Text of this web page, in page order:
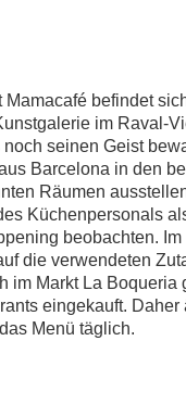
Mamacafé befindet
im Raval-
seinen Geist
Barcelona in den
Räumen
Küchenpersonals
beobachten. Im
die verwendeten
im Markt La Boqueria
eingekauft. Daher
das Menü täglich.